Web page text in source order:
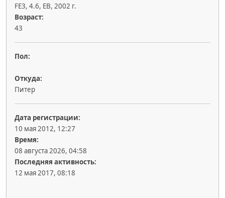
FE3, 4.6, EB, 2002 г.
Возраст:
43
Пол:
Откуда:
Питер
Дата регистрации:
10 мая 2012, 12:27
Время:
08 августа 2026, 04:58
Последняя активность:
12 мая 2017, 08:18